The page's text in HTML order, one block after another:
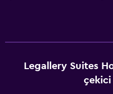
Legallery Suites